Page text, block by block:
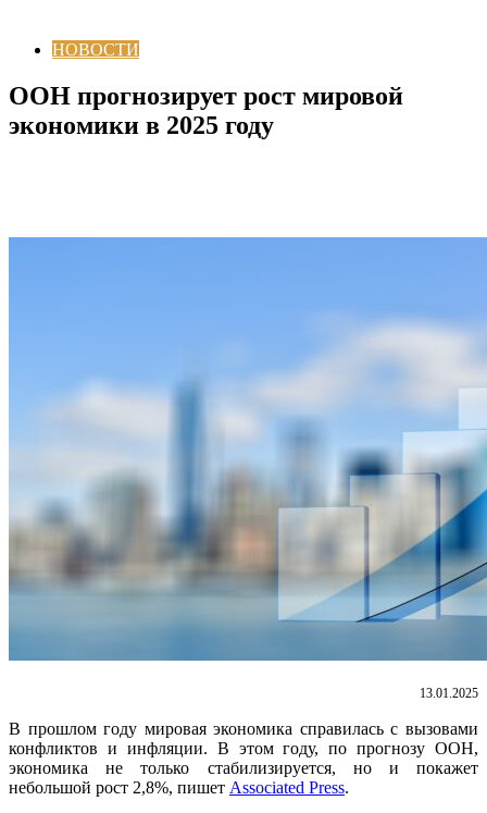
НОВОСТИ
ООН прогнозирует рост мировой
экономики в 2025 году
13.01.2025
В прошлом году мировая экономика справилась с вызовами
конфликтов и инфляции. В этом году, по прогнозу ООН,
экономика не только стабилизируется, но и покажет
небольшой рост 2,8%, пишет Associated Press.